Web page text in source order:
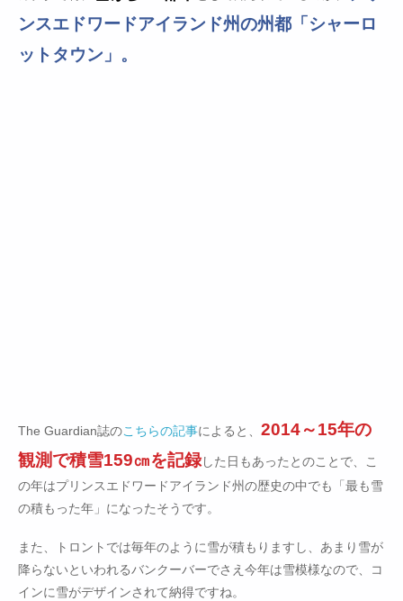
ンスエドワードアイランド州の州都「シャーロ
ットタウン」。
The Guardian誌のこちらの記事によると、 2014～15年の
観測で積雪159㎝を記録した日もあったとのことで、こ
の年はプリンスエドワードアイランド州の歴史の中でも「最も雪
の積もった年」になったそうです。
また、トロントでは毎年のように雪が積もりますし、あまり雪が
降らないといわれるバンクーバーでさえ今年は雪模様なので、コ
インに雪がデザインされて納得ですね。